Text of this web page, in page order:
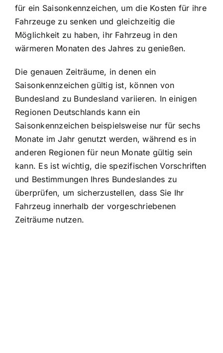
für ein Saisonkennzeichen, um die Kosten für ihre
Fahrzeuge zu senken und gleichzeitig die
Möglichkeit zu haben, ihr Fahrzeug in den
wärmeren Monaten des Jahres zu genießen.
Die genauen Zeiträume, in denen ein
Saisonkennzeichen gültig ist, können von
Bundesland zu Bundesland variieren. In einigen
Regionen Deutschlands kann ein
Saisonkennzeichen beispielsweise nur für sechs
Monate im Jahr genutzt werden, während es in
anderen Regionen für neun Monate gültig sein
kann. Es ist wichtig, die spezifischen Vorschriften
und Bestimmungen Ihres Bundeslandes zu
überprüfen, um sicherzustellen, dass Sie Ihr
Fahrzeug innerhalb der vorgeschriebenen
Zeiträume nutzen.